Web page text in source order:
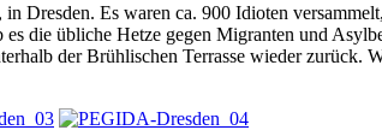
Dresden. Es waren ca. 900 Idioten
die übliche Hetze gegen Migranten und
der Brühlischen Terrasse wieder zurück.